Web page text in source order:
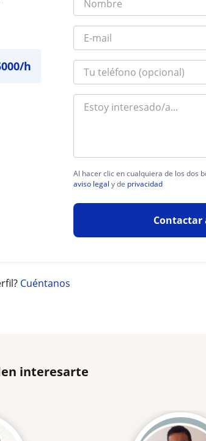
/h
Al hacer clic en cualquiera de los dos
aviso legal y de privacidad
Contactar
Cuéntanos
interesarte